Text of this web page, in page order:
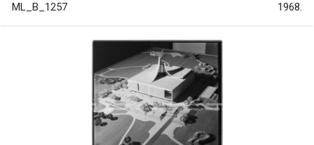
ML_B_1257 1968.